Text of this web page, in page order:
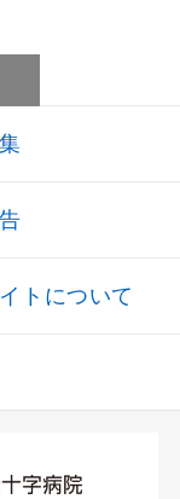
トについて